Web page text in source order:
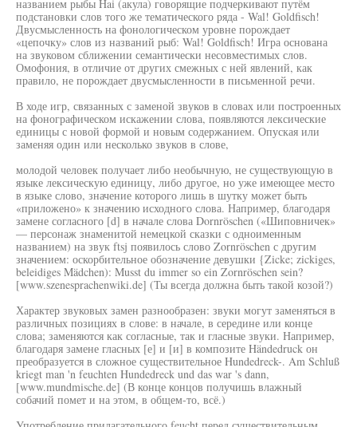
названием рыбы Hai (акула) говорящие подчеркивают путём
подстановки слов того же тематического ряда - Wal! Goldfisch!
Двусмысленность на фонологическом уровне порождает
«цепочку» слов из названий рыб: Wal! Goldfisch! Игра основана
на звуковом сближении семантически несовместимых слов.
Омофония, в отличие от других смежных с ней явлений, как
правило, не порождает двусмысленности в письменной речи.
В ходе игр, связанных с заменой звуков в словах или построенных
на фонографическом искажении слова, появляются лексические
единицы с новой формой и новым содержанием. Опуская или
заменяя один или несколько звуков в слове,
молодой человек получает либо необычную, не существующую в
языке лексическую единицу, либо другое, но уже имеющее место
в языке слово, значение которого лишь в шутку может быть
«приложено» к значению исходного слова. Например, благодаря
замене согласного [d] в начале слова Dornröschen («Шиповничек»
— персонаж знаменитой немецкой сказки с одноименным
названием) на звук ftsj появилось слово Zornröschen с другим
значением: оскорбительное обозначение девушки {Zicke; zickiges,
beleidiges Mädchen): Musst du immer so ein Zornröschen sein?
[www.szenesprachenwiki.de] (Ты всегда должна быть такой козой?)
Характер звуковых замен разнообразен: звуки могут заменяться в
различных позициях в слове: в начале, в середине или конце
слова; заменяются как согласные, так и гласные звуки. Например,
благодаря замене гласных [е] и [и] в композите Händedruck он
преобразуется в сложное существительное Hundedreck-. Am Schluß
kriegt man 'n feuchten Hundedreck und das war 's dann,
[www.mundmische.de] (В конце концов получишь влажный
собачий помет и на этом, в общем-то, всё.)